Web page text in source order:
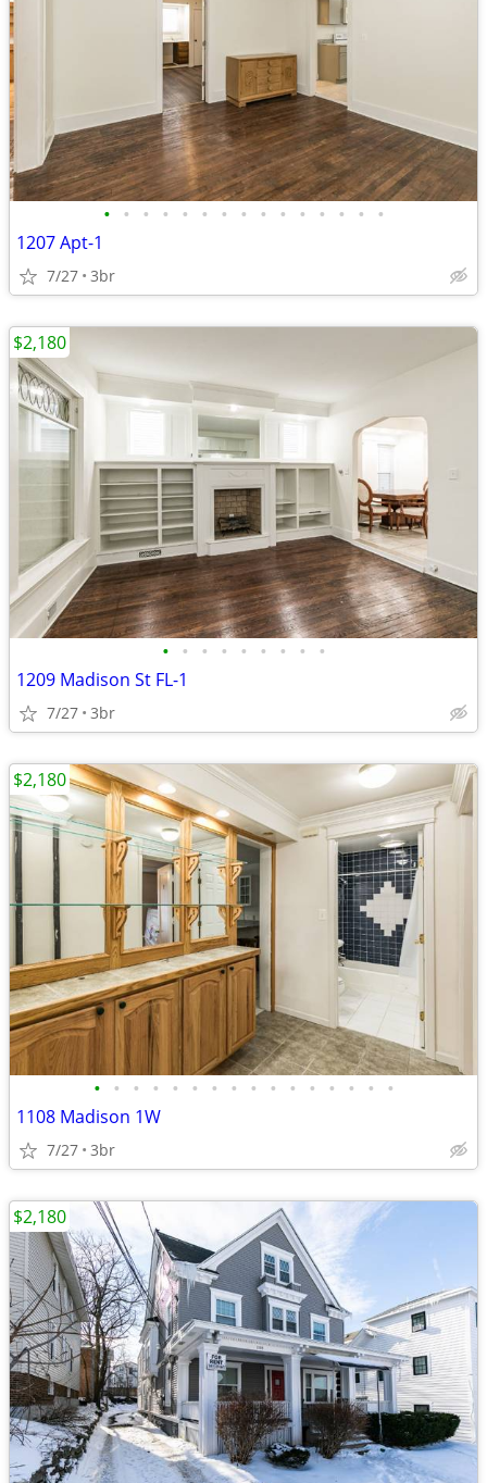
• • • • • • • • • • • • • • •
1207 Apt-1
7/27 3br
• • • • • • • • •
1209 Madison St FL-1
7/27 3br
$2,180
• • • • • • • • • • • • • • • •
1108 Madison 1W
7/27 3br
$2,180
$2,180